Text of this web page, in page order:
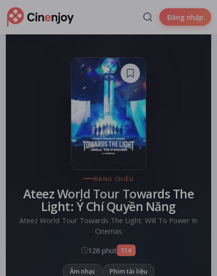
Đăng nhập
ĐANG CHIẾU
Ateez World Tour Towards The
Light: Ý Chí Quyền Năng
Ateez World Tour Towards The Light: Will To Power In
Cinemas
126 phút T16
Âm nhạc Phim tài liệu